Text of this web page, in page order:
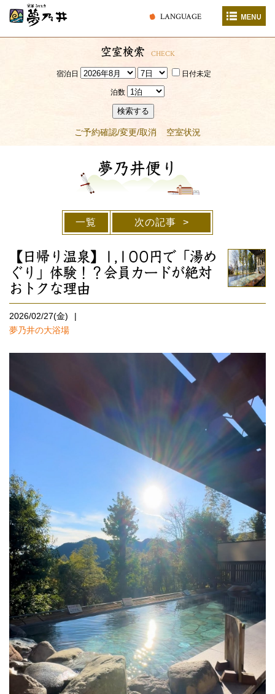
LANGUAGE
空室検索 CHECK
宿泊日 日付未定
泊数
検索する
ご予約確認/変更/取消 空室状況
夢乃井便り
一覧 次の記事
【日帰り温泉】1,100円で「湯め
ぐり」体験！？会員カードが絶対
おトクな理由
2026/02/27(金)
夢乃井の大浴場